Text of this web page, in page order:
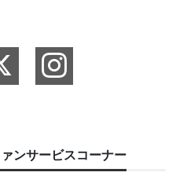
ンサービスコーナー